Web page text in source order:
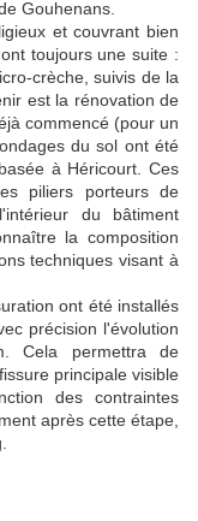
Gou­henans.
et couvrant bien
toujours une suite :
crèche, suivis de la
est la rénovation de
commencé (pour un
du sol ont été
à Héricourt. Ces
piliers porteurs de
du bâtiment
la composition
techniques visant à
ont été installés
précision l'évolution
Cela permettra de
principale visible
des contraintes
après cette étape,